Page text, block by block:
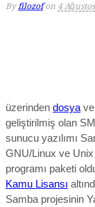
By filozof on 4
üzerinden dosya
geliştirilmiş olan
sunucu yazılımı
GNU/Linux ve
programı paketi
Kamu Lisansı
Samba projesinin